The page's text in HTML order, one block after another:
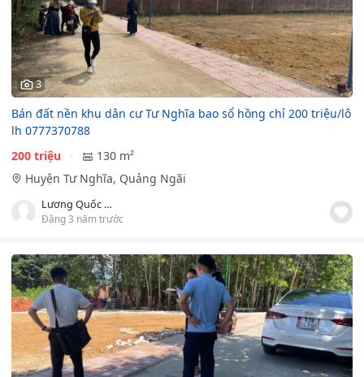
3
Bán đất nền khu dân cư Tư Nghĩa bao sổ hồng chỉ 200 triệu/lô
lh 0777370788
200 triệu
130 m²
Huyện Tư Nghĩa, Quảng Ngãi
Lương Quốc Đoàn
Đăng 3 năm trước